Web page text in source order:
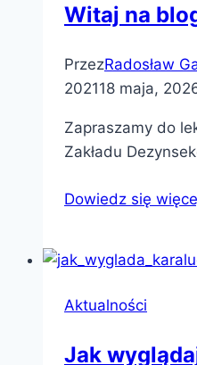
Witaj na
PrzezRadosław
202118 maja,
Zapraszamy do
Zakładu
Dowiedz się
Aktualności
Jak